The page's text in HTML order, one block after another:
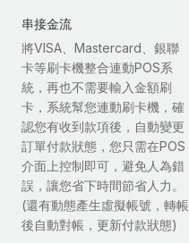
串接金流
將VISA、Mastercard、銀聯
卡等刷卡機整合連動POS系
統，再也不需要輸入金額刷
卡，系統幫您連動刷卡機，確
認您有收到款項後，自動變更
訂單付款狀態，您只需在POS
介面上控制即可，避免人為錯
誤，讓您省下時間節省人力。
(還有動態產生虛擬帳號，轉帳
後自動對帳，更新付款狀態)